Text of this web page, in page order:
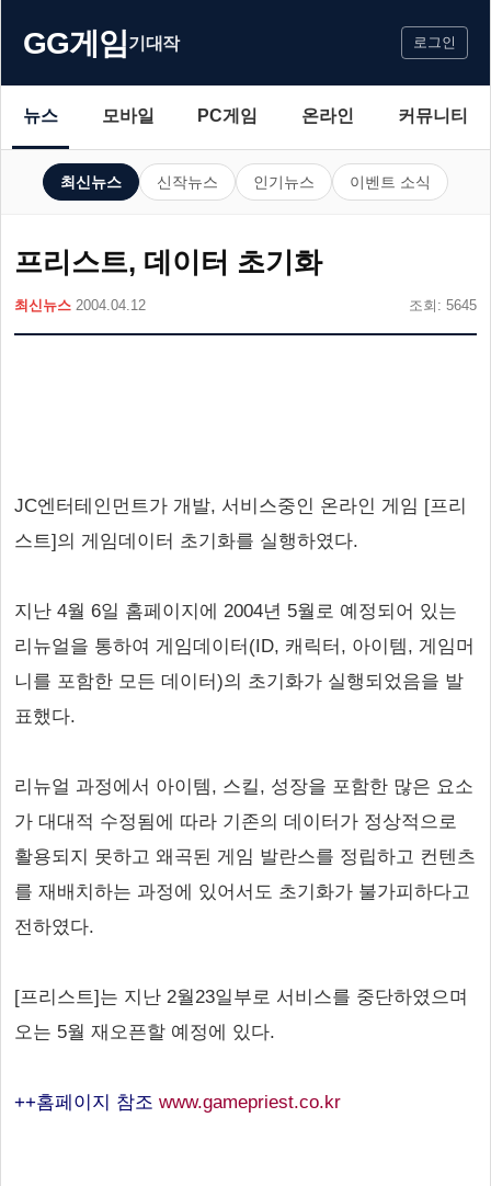
GG게임기대작 로그인
뉴스 모바일 PC게임 온라인 커뮤니티
최신뉴스 신작뉴스 인기뉴스 이벤트 소식
프리스트, 데이터 초기화
최신뉴스 2004.04.12 조회: 5645
JC엔터테인먼트가 개발, 서비스중인 온라인 게임 [프리
스트]의 게임데이터 초기화를 실행하였다.
지난 4월 6일 홈페이지에 2004년 5월로 예정되어 있는
리뉴얼을 통하여 게임데이터(ID, 캐릭터, 아이템, 게임머
니를 포함한 모든 데이터)의 초기화가 실행되었음을 발
표했다.
리뉴얼 과정에서 아이템, 스킬, 성장을 포함한 많은 요소
가 대대적 수정됨에 따라 기존의 데이터가 정상적으로
활용되지 못하고 왜곡된 게임 발란스를 정립하고 컨텐츠
를 재배치하는 과정에 있어서도 초기화가 불가피하다고
전하였다.
[프리스트]는 지난 2월23일부로 서비스를 중단하였으며
오는 5월 재오픈할 예정에 있다.
++홈페이지 참조 www.gamepriest.co.kr